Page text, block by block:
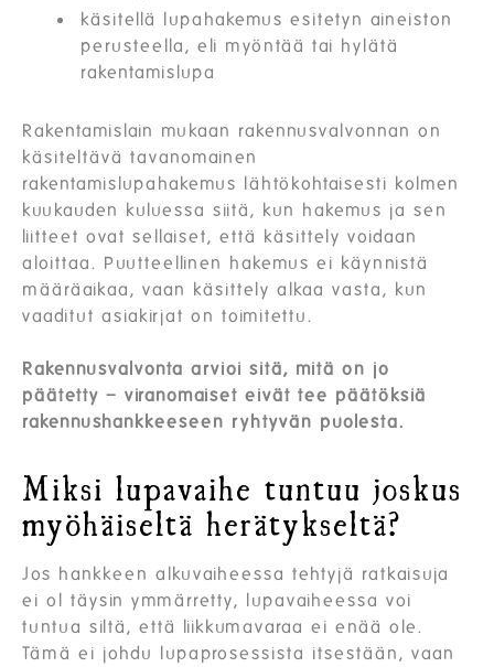
käsitellä lupahakemus esitetyn aineiston
perusteella, eli myöntää tai hylätä
rakentamislupa
Rakentamislain mukaan rakennusvalvonnan on
käsiteltävä tavanomainen
rakentamislupahakemus lähtökohtaisesti kolmen
kuukauden kuluessa siitä, kun hakemus ja sen
liitteet ovat sellaiset, että käsittely voidaan
aloittaa. Puutteellinen hakemus ei käynnistä
määräaikaa, vaan käsittely alkaa vasta, kun
vaaditut asiakirjat on toimitettu.
Rakennusvalvonta arvioi sitä, mitä on jo
päätetty – viranomaiset eivät tee päätöksiä
rakennushankkeeseen ryhtyvän puolesta.
Miksi lupavaihe tuntuu joskus
myöhäiseltä herätykseltä?
Jos hankkeen alkuvaiheessa tehtyjä ratkaisuja
ei ol täysin ymmärretty, lupavaiheessa voi
tuntua siltä, että liikkumavaraa ei enää ole.
Tämä ei johdu lupaprosessista itsestään, vaan